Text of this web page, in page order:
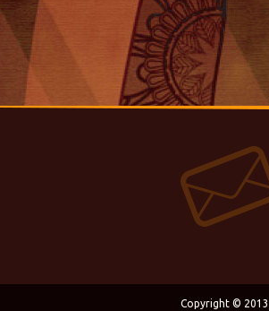
Copyright ©